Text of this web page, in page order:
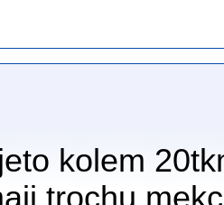
kolem
trochu